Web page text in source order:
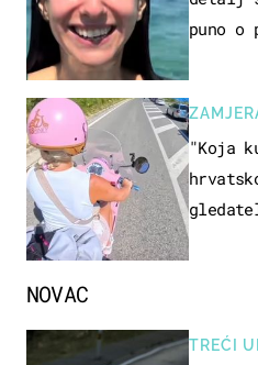
puno
"Koja
NOVAC
TREĆI